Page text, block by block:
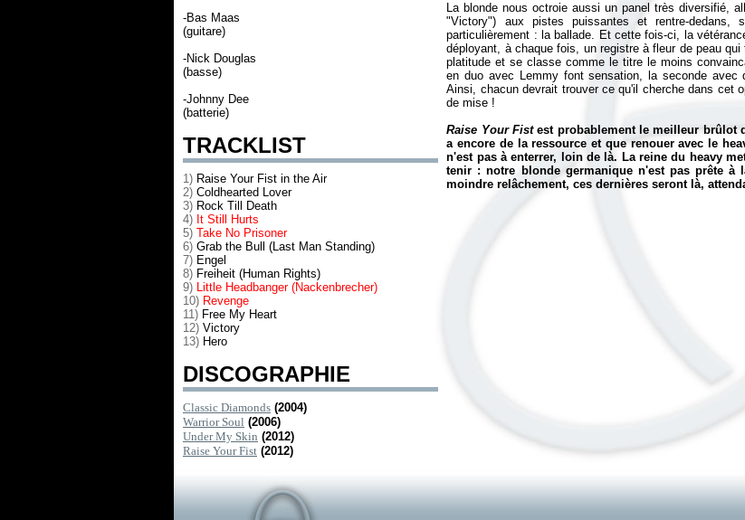
-Bas Maas
(guitare)
-Nick Douglas
(basse)
-Johnny Dee
(batterie)
TRACKLIST
1) Raise Your Fist in the Air
2) Coldhearted Lover
3) Rock Till Death
4) It Still Hurts
5) Take No Prisoner
6) Grab the Bull (Last Man Standing)
7) Engel
8) Freiheit (Human Rights)
9) Little Headbanger (Nackenbrecher)
10) Revenge
11) Free My Heart
12) Victory
13) Hero
DISCOGRAPHIE
Classic Diamonds (2004)
Warrior Soul (2006)
Under My Skin (2012)
Raise Your Fist (2012)
La blonde nous octroie aussi un panel très diversifié,
"Victory") aux pistes puissantes et rentre-dedans,
particulièrement : la ballade. Et cette fois-ci, la
déployant, à chaque fois, un registre à fleur de peau
platitude et se classe comme le titre le moins
en duo avec Lemmy font sensation, la seconde
Ainsi, chacun devrait trouver ce qu'il cherche dans cet
de mise !
Raise Your Fistest probablement le meilleur brûlot
a encore de la ressource et que renouer avec le
n'est pas à enterrer, loin de là. La reine du heavy
tenir : notre blonde germanique n'est pas prête à
moindre relâchement, ces dernières seront là,